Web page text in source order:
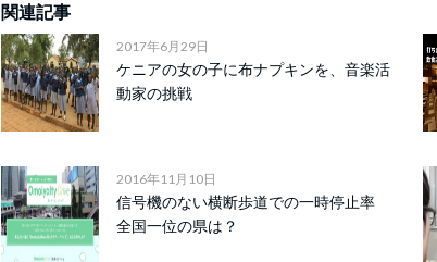
関連記事
2017年6月29日
ケニアの女の子に布ナプキンを、音楽活
動家の挑戦
2016年11月10日
信号機のない横断歩道での一時停止率
全国一位の県は？